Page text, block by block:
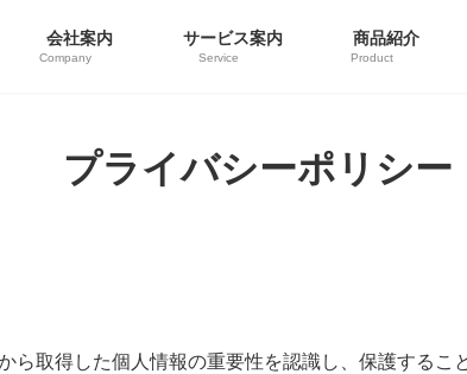
会社案内
Company
サービス案内
Service
商品紹介
Product
プライバシーポリシー
ら取得した個人情報の重要性を認識し、保護する